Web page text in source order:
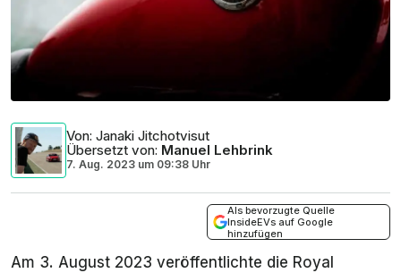
Von: Janaki Jitchotvisut
Übersetzt von: Manuel Lehbrink
7. Aug. 2023 um 09:38 Uhr
Als bevorzugte Quelle
InsideEVs auf Google
hinzufügen
Am 3. August 2023 veröffentlichte die Royal